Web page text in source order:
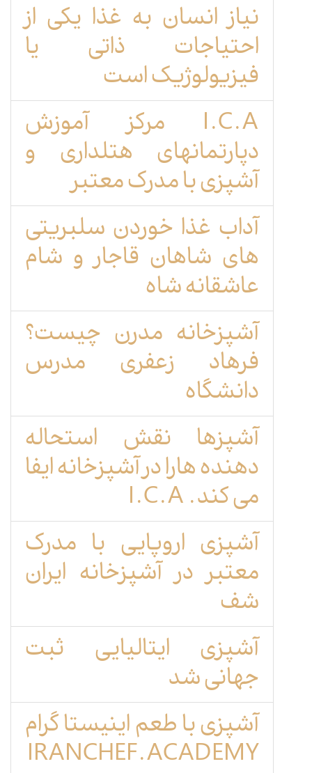
نیاز انسان به غذا یکی از
احتیاجات ذاتی یا
فیزیولوژیک است
I.C.A مرکز آموزش
دپارتمانهای هتلداری و
آشپزی با مدرک معتبر
آداب غذا خوردن سلبریتی
های شاهان قاجار و شام
عاشقانه شاه
آشپزخانه مدرن چیست؟
فرهاد زعفری مدرس
دانشگاه
آشپزها نقش استحاله
دهنده هارا در آشپزخانه ایفا
می کند. I.C.A
آشپزی اروپایی با مدرک
معتبر در آشپزخانه ایران
شف
آشپزی ایتالیایی ثبت
جهانی شد
آشپزی با طعم اینیستا گرام
IRANCHEF.ACADEMY